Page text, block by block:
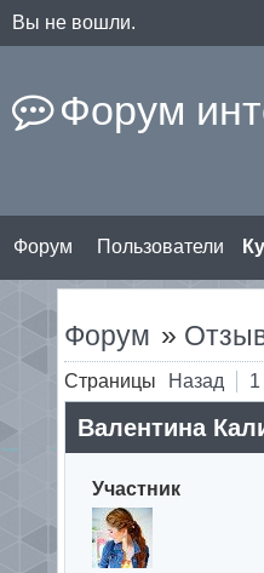
Вы не вошли.
Форум
Форум Пользователи
Форум »
Страницы Назад 1
Участник